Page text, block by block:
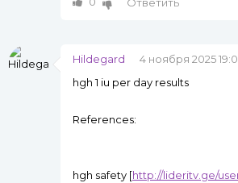
Hildegard
4 ноября 2025
hgh 1 iu per day results
References:
hgh safety [http://lideritv.ge/